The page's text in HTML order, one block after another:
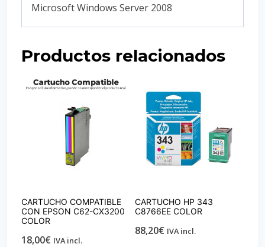
Microsoft Windows Server 2008
Productos relacionados
CARTUCHO COMPATIBLE
CON EPSON C62-CX3200
COLOR
18,00€ IVA incl.
CARTUCHO HP 343
C8766EE COLOR
88,20€ IVA incl.